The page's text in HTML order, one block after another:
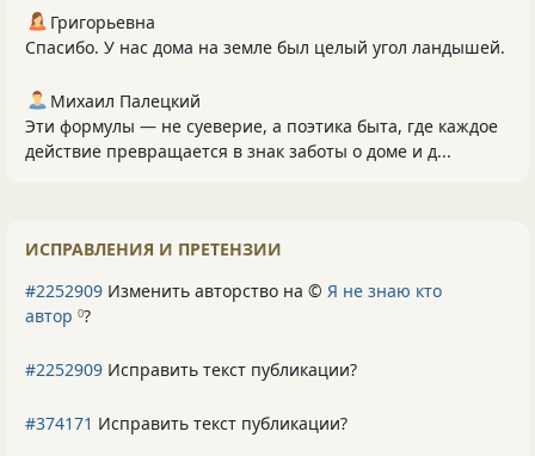
Григорьевна
Спасибо. У нас дома на земле был целый угол ландышей.
Михаил Палецкий
Эти формулы — не суеверие, а поэтика быта, где каждое
действие превращается в знак заботы о доме и д...
ИСПРАВЛЕНИЯ И ПРЕТЕНЗИИ
#2252909 Изменить авторство на © Я не знаю кто
автор 0?
#2252909 Исправить текст публикации?
#374171 Исправить текст публикации?